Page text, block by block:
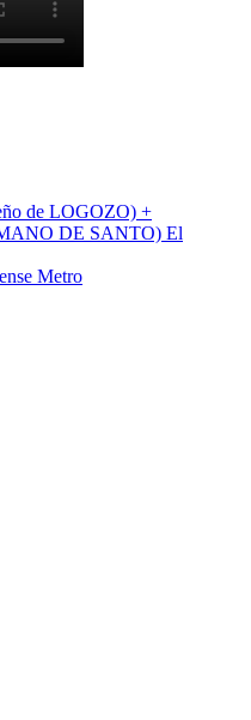
de LOGOZO) +
DE SANTO) El
Metro